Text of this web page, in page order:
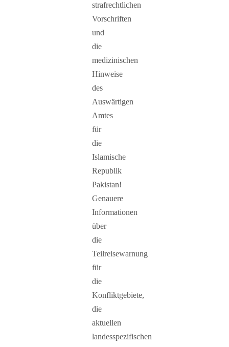
strafrechtlichen
Vorschriften
und
die
medizinischen
Hinweise
des
Auswärtigen
Amtes
für
die
Islamische
Republik
Pakistan!
Genauere
Informationen
über
die
Teilreisewarnung
für
die
Konfliktgebiete,
die
aktuellen
landesspezifischen